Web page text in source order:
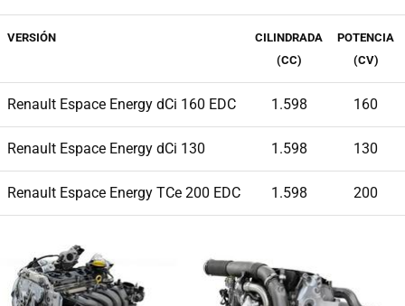
VERSIÓN
CILINDRADA
(CC)
POTENCIA
(CV)
Renault Espace Energy dCi 160 EDC 1.598 160
Renault Espace Energy dCi 130 1.598 130
Renault Espace Energy TCe 200 EDC 1.598 200